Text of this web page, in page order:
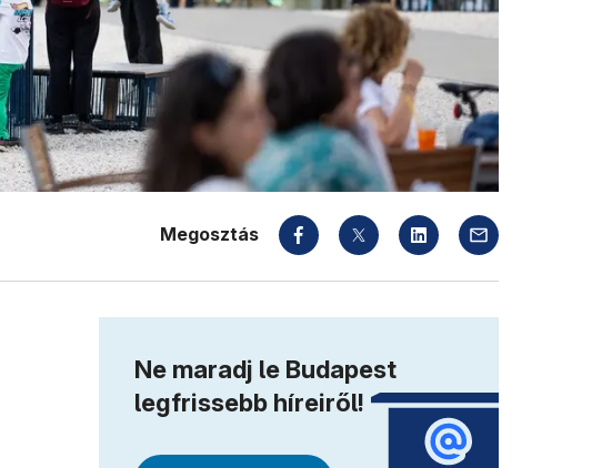
Megosztás
Ne maradj le Budapest
legfrissebb híreiről!